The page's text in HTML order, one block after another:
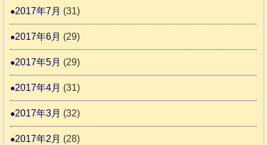
2017年7月 (31)
2017年6月 (29)
2017年5月 (29)
2017年4月 (31)
2017年3月 (32)
2017年2月 (28)